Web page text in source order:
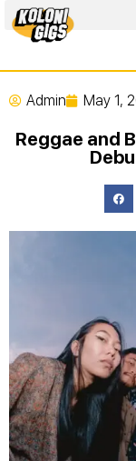
Admin May 1,
Reggae and